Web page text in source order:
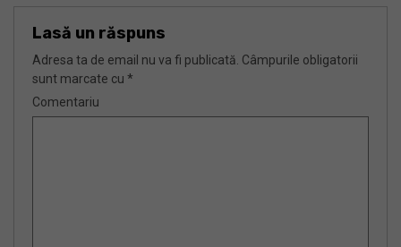
Lasă un răspuns
Adresa ta de email nu va fi publicată. Câmpurile obligatorii
sunt marcate cu *
Comentariu